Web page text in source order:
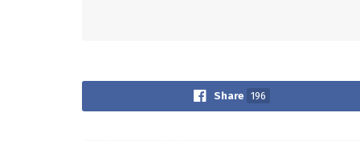
Share 196